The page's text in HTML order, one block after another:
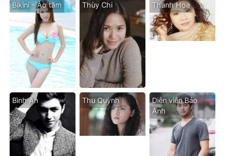
Bikini - Áo tăm Thùy Chi Thanh Hoa
Bình An Thu Quỳnh
Diễn viên Bảo
Anh